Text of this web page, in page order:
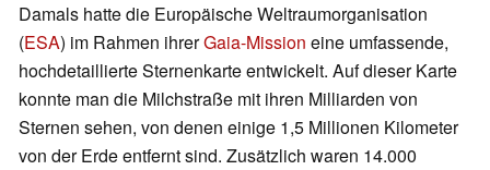
Damals hatte die Europäische Weltraumorganisation
(ESA) im Rahmen ihrerGaia-Mission eine umfassende,
hochdetaillierte Sternenkarte entwickelt. Auf dieser Karte
konnte man die Milchstraße mit ihren Milliarden von
Sternen sehen, von denen einige 1,5 Millionen Kilometer
von der Erde entfernt sind. Zusätzlich waren 14.000